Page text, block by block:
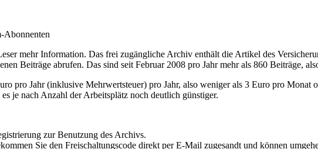
Abonnenten
mehr Information. Das frei zugängliche Archiv enthält die Artikel des
Beiträge abrufen. Das sind seit Februar 2008 pro Jahr mehr als 860 Beiträge,
pro Jahr (inklusive Mehrwertsteuer) pro Jahr, also weniger als 3 Euro pro
je nach Anzahl der Arbeitsplätz noch deutlich günstiger.
zur Benutzung des Archivs.
Sie den Freischaltungscode direkt per E-Mail zugesandt und können